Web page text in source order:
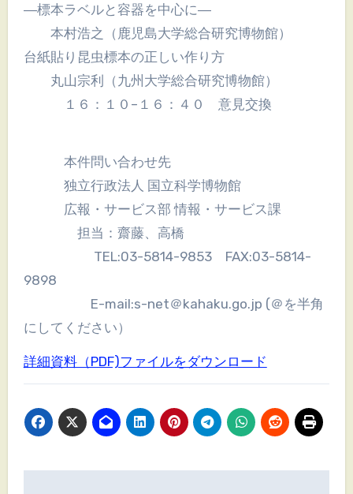
―標本ラベルと容器を中心に―
本村浩之（鹿児島大学総合研究博物館）
台紙貼り昆虫標本の正しい作り方
丸山宗利（九州大学総合研究博物館）
１６：１０–１６：４０ 意見交換
本件問い合わせ先
独立行政法人 国立科学博物館
広報・サービス部 情報・サービス課
担当：齋藤、高橋
TEL:03-5814-9853 FAX:03-5814-
9898
E-mail:s-net＠kahaku.go.jp (＠を半角
にしてください）
詳細資料（PDF)ファイルをダウンロード